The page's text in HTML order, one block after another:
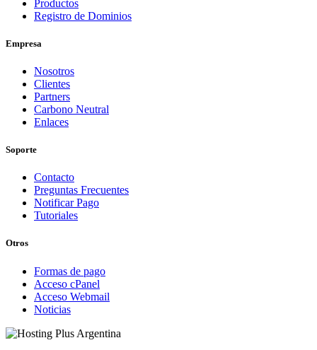
Productos
Registro de Dominios
Empresa
Nosotros
Clientes
Partners
Carbono Neutral
Enlaces
Soporte
Contacto
Preguntas Frecuentes
Notificar Pago
Tutoriales
Otros
Formas de pago
Acceso cPanel
Acceso Webmail
Noticias